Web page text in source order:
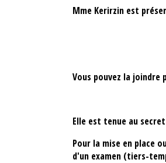
Mme Kerirzin est
Vous pouvez la joindre
Elle est tenue au
Pour la mise en place
d'un examen (tiers-